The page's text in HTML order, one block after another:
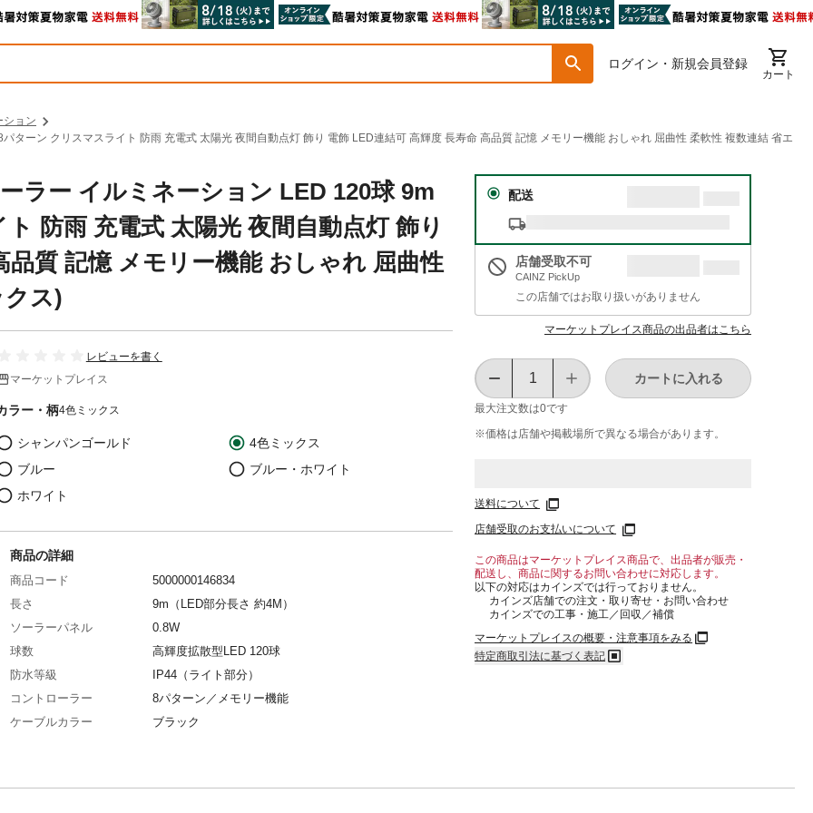
ログイン・新規会員登録
カート
ション
ターン クリスマスライト 防雨 充電式 太陽光 夜間自動点灯 飾り 電飾 LED連結可 高輝度 長寿命 高品質 記憶 メモリー機能 おしゃれ 屈曲性 柔軟性 複数連結 省エ
ラー イルミネーション LED 120球 9m
防雨 充電式 太陽光 夜間自動点灯 飾り
質 記憶 メモリー機能 おしゃれ 屈曲性
クス)
レビューを書く
マーケットプレイス
ラー・柄4色ミックス
シャンパンゴールド
4色ミックス
ブルー
ブルー・ホワイト
ホワイト
配送
店舗受取不可
CAINZ PickUp
この店舗ではお取り扱いがありません
マーケットプレイス商品の出品者はこちら
最大注文数は0です
カートに入れる
※価格は​店舗や​掲載場所で​異なる​場合が​あります。
送料について
店舗受取のお支払いについて
この商品はマーケットプレイス商品で、出品者が販売・
配送し、商品に関するお問い合わせに対応します。
以下の対応はカインズでは行っておりません。
カインズ店舗での注文・取り寄せ・お問い合わせ
カインズでの工事・施工／回収／補償
マーケットプレイスの概要・注意事項をみる
特定商取引法に基づく表記
商品の詳細
商品コード
5000000146834
長さ
9m（LED部分長さ 約4M）
ソーラーパネル
0.8W
球数
高輝度拡散型LED 120球
防水等級
IP44（ライト部分）
コントローラー
8パターン／メモリー機能
ケーブルカラー
ブラック
連結可否
連結不可